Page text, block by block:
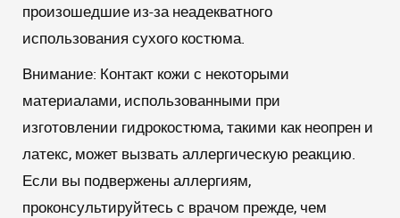
произошедшие из-за неадекватного
использования сухого костюма.
Внимание: Контакт кожи с некоторыми
материалами, использованными при
изготовлении гидрокостюма, такими как неопрен и
латекс, может вызвать аллергическую реакцию.
Если вы подвержены аллергиям,
проконсультируйтесь с врачом прежде, чем